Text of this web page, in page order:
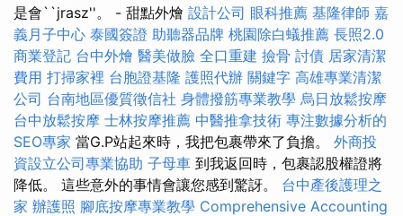
是會``jrasz''。 - 甜點外燴 設計公司 眼科推薦 基隆律師 嘉
義月子中心 泰國簽證 助聽器品牌 桃園除白蟻推薦 長照2.0
商業登記 台中外燴 醫美做臉 全口重建 撿骨 討債 居家清潔
費用 打掃家裡 台胞證基隆 護照代辦 關鍵字 高雄專業清潔
公司 台南地區優質徵信社 身體撥筋專業教學 烏日放鬆按摩
台中放鬆按摩 士林按摩推薦 中醫推拿技術 專注數據分析的
SEO專家 當G.P站起來時，我把包裹帶來了負擔。 外商投
資設立公司專業協助 子母車 到我返回時，包裹認股權證將
降低。 這些意外的事情會讓您感到驚訝。 台中產後護理之
家 辦護照 腳底按摩專業教學 Comprehensive Accounting